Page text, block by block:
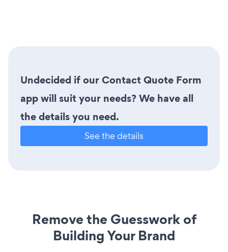
Undecided if our Contact Quote Form
app will suit your needs? We have all
the details you need.
See the details
Remove the Guesswork of
Building Your Brand